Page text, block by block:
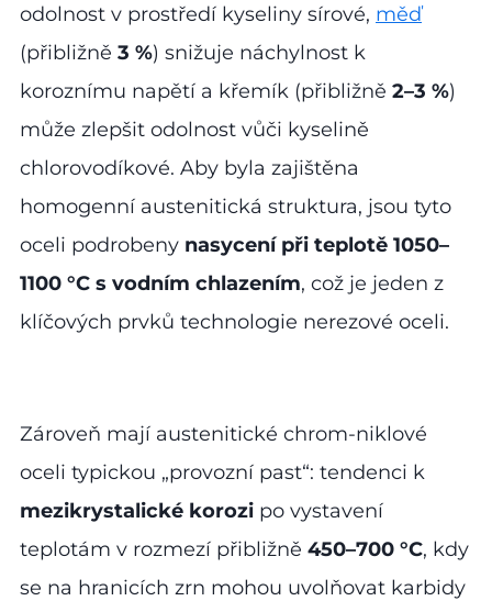
odolnost v prostředí kyseliny sírové, měď
(přibližně 3 %) snižuje náchylnost k
koroznímu napětí a křemík (přibližně 2–3 %)
může zlepšit odolnost vůči kyselině
chlorovodíkové. Aby byla zajištěna
homogenní austenitická struktura, jsou tyto
oceli podrobeny nasycení při teplotě 1050–
1100 °C s vodním chlazením, což je jeden z
klíčových prvků technologie nerezové oceli.
Zároveň mají austenitické chrom-niklové
oceli typickou „provozní past“: tendenci k
mezikrystalické korozi po vystavení
teplotám v rozmezí přibližně 450–700 °C, kdy
se na hranicích zrn mohou uvolňovat karbidy